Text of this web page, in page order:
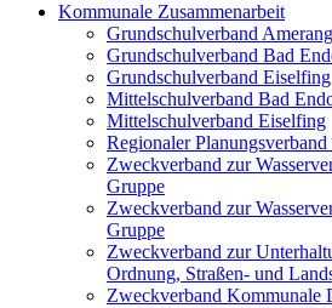
Kommunale Zusammenarbeit
Grundschulverband Amerang
Grundschulverband Bad
Grundschulverband Eiselfing
Mittelschulverband Bad
Mittelschulverband Eiselfing
Regionaler
Zweckverband zur
Gruppe
Zweckverband zur
Gruppe
Zweckverband zur
Ordnung, Straßen- und
Zweckverband Kommunale